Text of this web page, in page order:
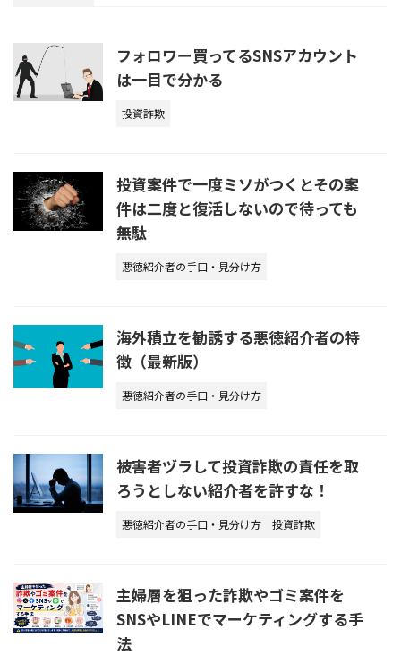
フォロワー買ってるSNSアカウント
は一目で分かる
投資詐欺
投資案件で一度ミソがつくとその案
件は二度と復活しないので待っても
無駄
悪徳紹介者の手口・見分け方
海外積立を勧誘する悪徳紹介者の特
徴（最新版）
悪徳紹介者の手口・見分け方
被害者ヅラして投資詐欺の責任を取
ろうとしない紹介者を許すな！
悪徳紹介者の手口・見分け方 投資詐欺
主婦層を狙った詐欺やゴミ案件を
SNSやLINEでマーケティングする手
法